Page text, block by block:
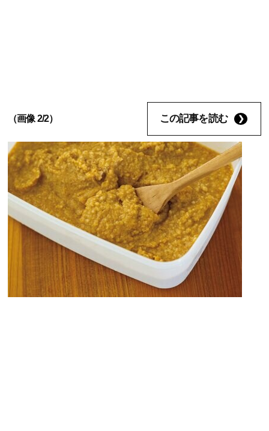
（画像 2/2） この記事を読む